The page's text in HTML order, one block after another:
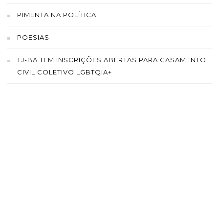
PIMENTA NA POLÍTICA
POESIAS
TJ-BA TEM INSCRIÇÕES ABERTAS PARA CASAMENTO
CIVIL COLETIVO LGBTQIA+